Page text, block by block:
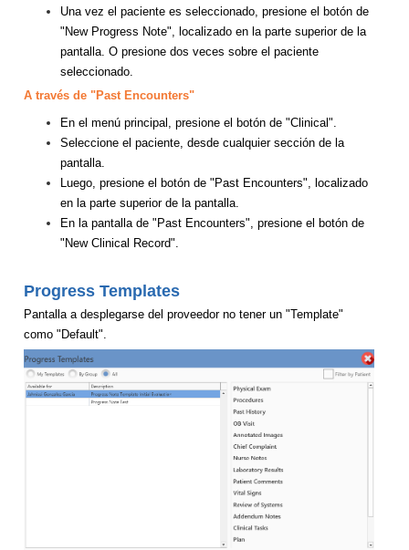
Una vez el paciente es seleccionado, presione el botón de
"New Progress Note", localizado en la parte superior de la
pantalla. O presione dos veces sobre el paciente
seleccionado.
A través de "Past Encounters"
En el menú principal, presione el botón de "Clinical".
Seleccione el paciente, desde cualquier sección de la
pantalla.
Luego, presione el botón de "Past Encounters", localizado
en la parte superior de la pantalla.
En la pantalla de "Past Encounters", presione el botón de
"New Clinical Record".
Progress Templates
Pantalla a desplegarse del proveedor no tener un "Template"
como "Default".